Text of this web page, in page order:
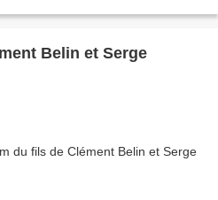
Belin et Serge